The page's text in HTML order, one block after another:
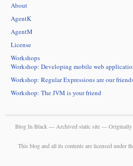
About
AgentK
AgentM
License
Workshops
Workshop: Developing mobile web
Workshop: Regular Expressions are our
Workshop: The JVM is your friend
Blog In Black — Archived static site — Originally
This blog and all its contents are licensed under